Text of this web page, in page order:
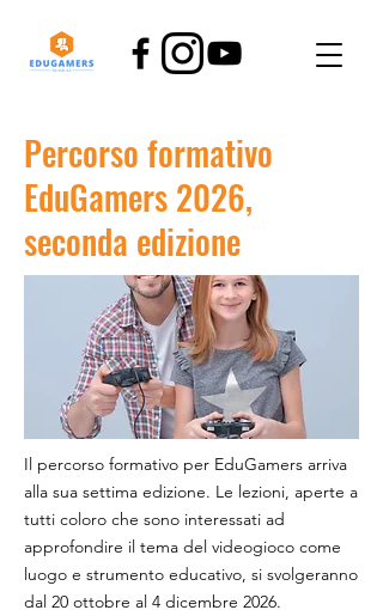
Percorso formativo
EduGamers 2026,
seconda edizione
Il percorso formativo per EduGamers arriva
alla sua settima edizione. Le lezioni, aperte a
tutti coloro che sono interessati ad
approfondire il tema del videogioco come
luogo e strumento educativo, si svolgeranno
dal 20 ottobre al 4 dicembre 2026.